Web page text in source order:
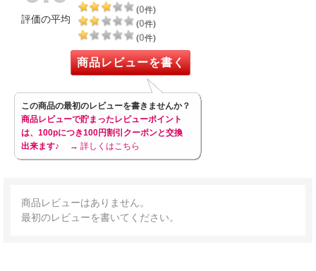
評価の平均
(0件)
(0件)
(0件)
商品レビューを書く
この商品の最初のレビューを書きませんか？
商品レビューで貯まったレビューポイント
は、100pにつき100円割引クーポンと交換
出来ます♪
→ 詳しくはこちら
商品レビューはありません。
最初のレビューを書いてください。